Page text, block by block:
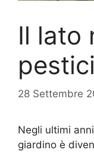
Il lato
28 Settembre
Negli ultimi
giardino è